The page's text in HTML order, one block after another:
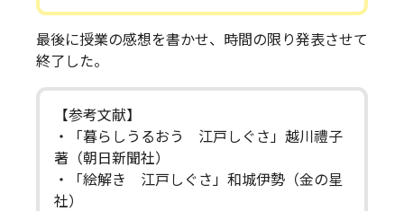
最後に授業の感想を書かせ、時間の限り発表させて
終了した。
【参考文献】
・「暮らしうるおう 江戸しぐさ」越川禮子
著（朝日新聞社）
・「絵解き 江戸しぐさ」和城伊勢（金の星
社）